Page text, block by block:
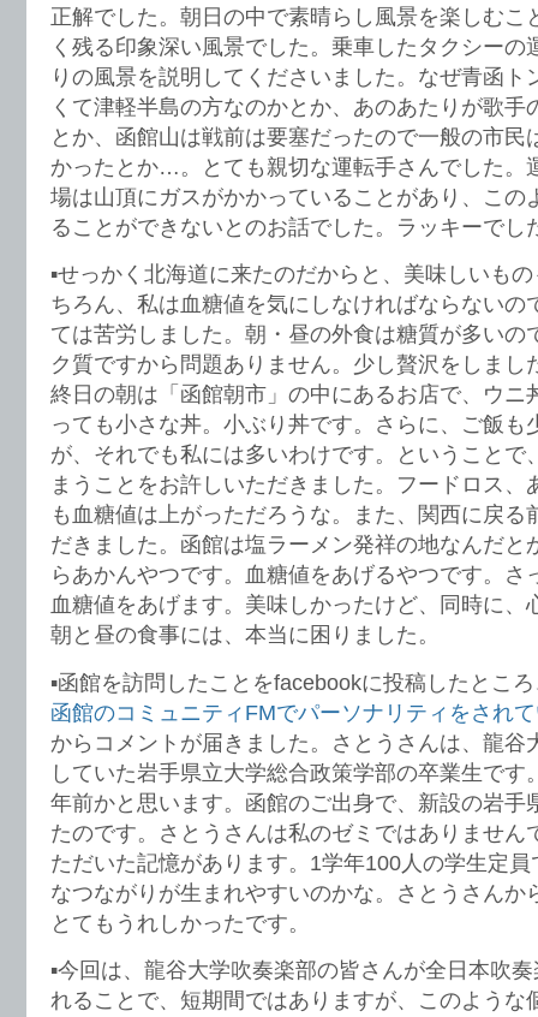
正解でした。朝日の中で素晴らし風景を楽しむこ
く残る印象深い風景でした。乗車したタクシーの
りの風景を説明してくださいました。なぜ青函ト
くて津軽半島の方なのかとか、あのあたりが歌手
とか、函館山は戦前は要塞だったので一般の市民
かったとか…。とても親切な運転手さんでした。
場は山頂にガスがかかっていることがあり、この
ることができないとのお話でした。ラッキーでし
▪️せっかく北海道に来たのだからと、美味しいも
ちろん、私は血糖値を気にしなければならないの
ては苦労しました。朝・昼の外食は糖質が多いの
ク質ですから問題ありません。少し贅沢をしまし
終日の朝は「函館朝市」の中にあるお店で、ウニ
っても小さな丼。小ぶり丼です。さらに、ご飯も
が、それでも私には多いわけです。ということで
まうことをお許しいただきました。フードロス
も血糖値は上がっただろうな。また、関西に戻る
だきました。函館は塩ラーメン発祥の地なんだと
らあかんやつです。血糖値をあげるやつです。さ
血糖値をあげます。美味しかったけど、同時に、
朝と昼の食事には、本当に困りました。
▪️函館を訪問したことをfacebookに投稿したとこ
函館のコミュニティFMでパーソナリティをされ
からコメントが届きました。さとうさんは、龍谷
していた岩手県立大学総合政策学部の卒業生です
年前かと思います。函館のご出身で、新設の岩手
たのです。さとうさんは私のゼミではありません
ただいた記憶があります。1学年100人の学生定
なつながりが生まれやすいのかな。さとうさんか
とてもうれしかったです。
▪️今回は、龍谷大学吹奏楽部の皆さんが全日本吹
れることで、短期間ではありますが、このような